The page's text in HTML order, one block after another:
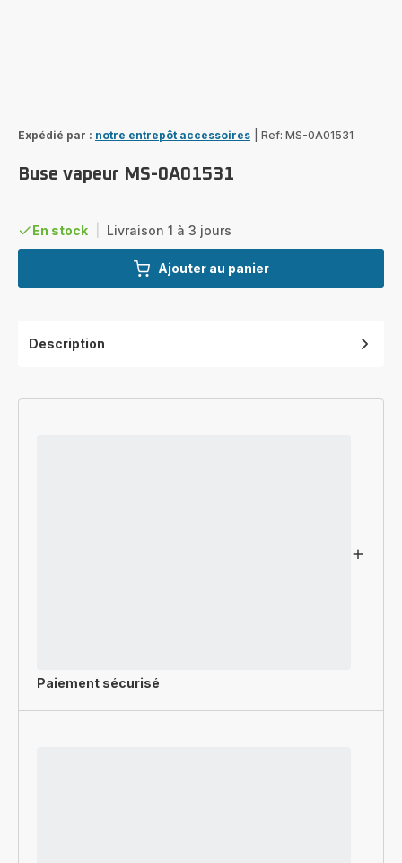
Expédié par : notre entrepôt accessoires Ref: MS-0A01531
Buse vapeur MS-0A01531
En stock Livraison 1 à 3 jours
Ajouter au panier
Description
Paiement sécurisé